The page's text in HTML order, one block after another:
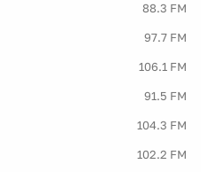
88.3 FM
97.7 FM
106.1 FM
91.5 FM
104.3 FM
102.2 FM